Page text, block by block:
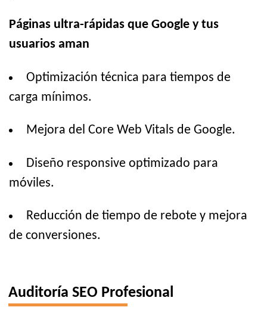
Páginas ultra-rápidas que Google y tus
usuarios aman
Optimización técnica para tiempos de
carga mínimos.
Mejora del Core Web Vitals de Google.
Diseño responsive optimizado para
móviles.
Reducción de tiempo de rebote y mejora
de conversiones.
Auditoría SEO Profesional